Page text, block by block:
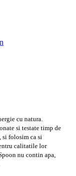
cu natura.
si testate timp de
folosim ca si
calitatile lor
nu contin apa,